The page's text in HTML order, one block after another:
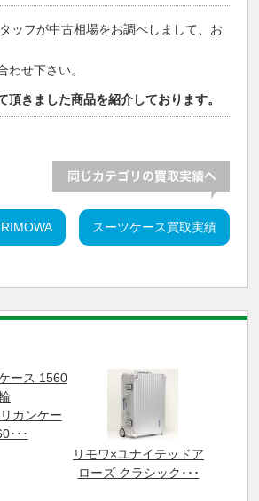
ッフが中古相場をお調べしまして、お
せ下さい。
きました商品を紹介しております。
スーツケース買取実績
カンケー
･･･
リモワ×ユナイテッドア
ローズ クラシック･･･